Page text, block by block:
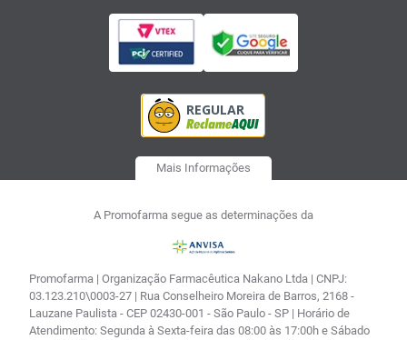
Mais Informações
A Promofarma segue as determinações da
Promofarma | Organização Farmacêutica Nakano Ltda | CNPJ:
03.123.210\0003-27 | Rua Conselheiro Moreira de Barros, 2168 -
Lauzane Paulista - CEP 02430-001 - São Paulo - SP | Horário de
Atendimento: Segunda à Sexta-feira das 08:00 às 17:00h e Sábado